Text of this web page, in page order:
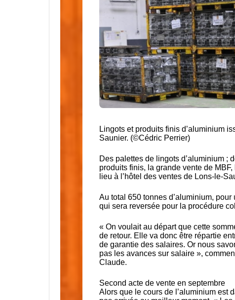
Lingots et produits finis d’aluminium
Saunier. (©Cédric Perrier)
Des palettes de lingots d’aluminium ;
produits finis, la grande vente de
lieu à l’hôtel des ventes de Lons-le-
Au total 650 tonnes d’aluminium,
qui sera reversée pour la procédure
« On voulait au départ que cette
de retour. Elle va donc être répartie
de garantie des salaires. Or nous
pas les avances sur salaire »,
Claude.
Second acte de vente en septembre
Alors que le cours de l’aluminium est